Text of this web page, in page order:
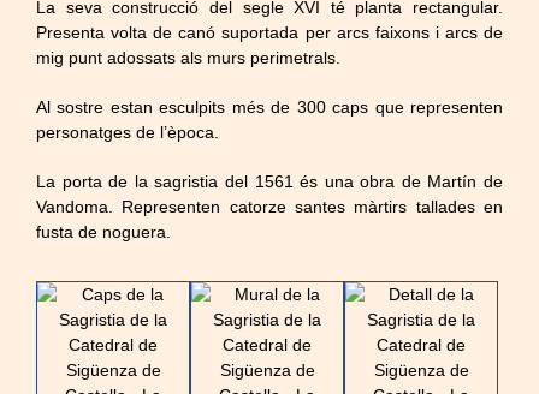
La seva construcció del segle XVI té planta rectangular.
Presenta volta de canó suportada per arcs faixons i arcs de
mig punt adossats als murs perimetrals.
Al sostre estan esculpits més de 300 caps que representen
personatges de l’època.
La porta de la sagristia del 1561 és una obra de Martín de
Vandoma. Representen catorze santes màrtirs tallades en
fusta de noguera.